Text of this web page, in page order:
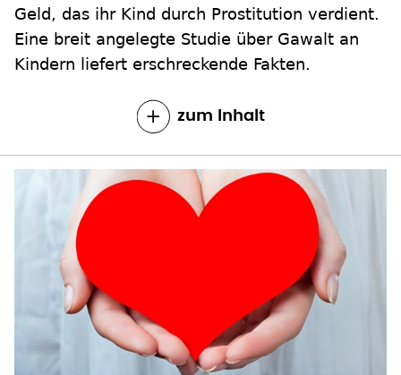
Geld, das ihr Kind durch Prostitution verdient.
Eine breit angelegte Studie über Gawalt an
Kindern liefert erschreckende Fakten.
zum Inhalt